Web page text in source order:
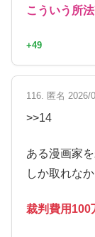
こういう所
+49
116. 匿名 2026/
>>14
ある漫画家
しか取れな
裁判費用100